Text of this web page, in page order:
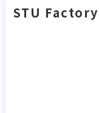
STU Factory